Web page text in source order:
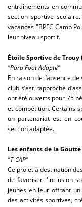
entraînements en
section sportive
vacances "BPFC Camp
leur niveau sportif.
Étoile Sportive de Trouy
"Para Foot Adapté"
En raison de l’absence
club s’est rapproché
ont été ouverts pour 75
et compétition. Certains
un partenariat est en
section adaptée.
Les enfants de la
"T-CAP"
Ce projet à destination
de favoriser l'inclusion
jeunes en leur offrant
des activités sportives,